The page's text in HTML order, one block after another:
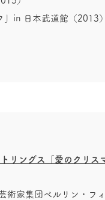
in 日本武道館（2013）
リングス「愛のクリス
術家集団ベルリン・フ